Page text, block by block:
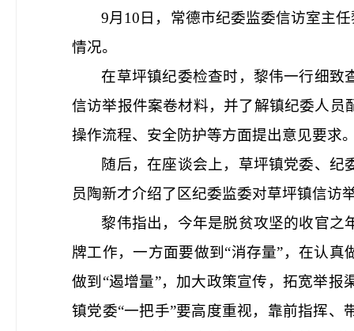
9月 10日， 常德市纪委监委信访室主任
情况。
在草坪镇纪委检查时，黎伟一行细致
信访举报件案卷材料，并了解镇纪委人员
操作流程、安全防护等方面提出意见要求
随后，在座谈会上， 草坪镇党委、纪
员陶新才介绍了区纪委监委对草坪镇信访
黎伟指出，今年是脱贫攻坚的收官之
牌工作，一方面要做到“消存量”，在认
做到“遏增量”，加大政策宣传，拓宽举
镇党委“一把手”要高度重视，靠前指挥